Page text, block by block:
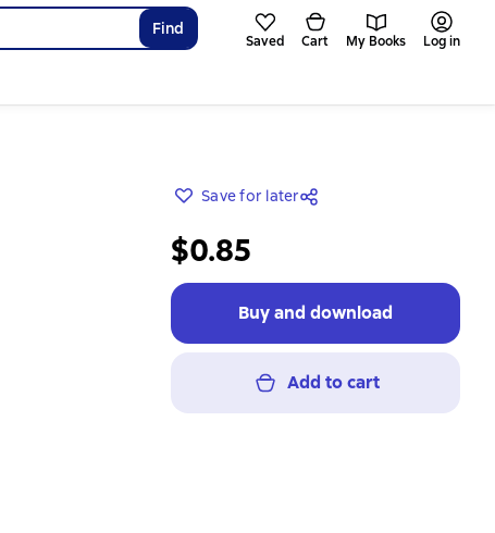
Find
Saved Cart My Books Log in
Save for later
$0.85
Buy and download
Add to cart